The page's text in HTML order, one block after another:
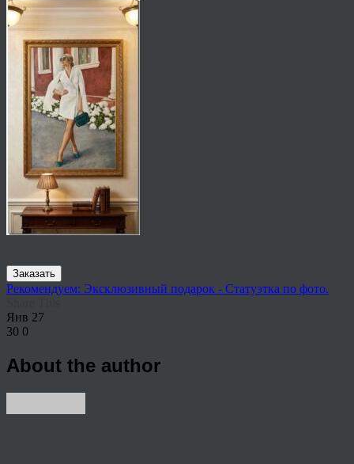
Заказать
Рекомендуем: Эксклюзивный подарок - Статуэтка по фото.
Янв 27
30 0
About the author